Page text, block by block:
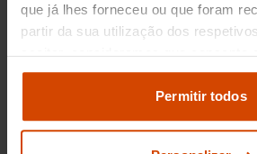
que já lhes forneceu ou que foram
partir da sua utilização dos
aceitar, consideramos que consente
Pode modificar as suas opções de
definições de cookies
definições e saber mais na nossa
Permitir todos